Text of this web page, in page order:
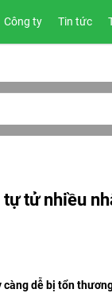
Công ty Tin tức
tử nhiều
dễ bị tổn